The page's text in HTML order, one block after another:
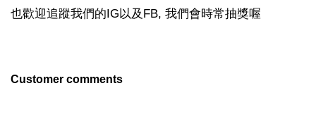
也歡迎追蹤我們的IG以及FB, 我們會時常抽獎喔
Customer comments